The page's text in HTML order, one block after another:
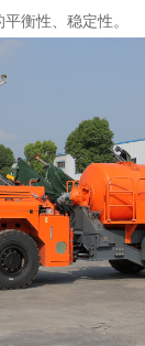
衡性、稳定性。